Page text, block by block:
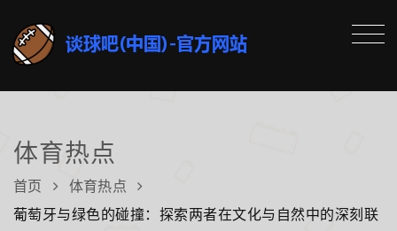
体育热点
首页
体育热点
葡萄牙与绿色的碰撞：探索两者在文化与自然中的深刻联